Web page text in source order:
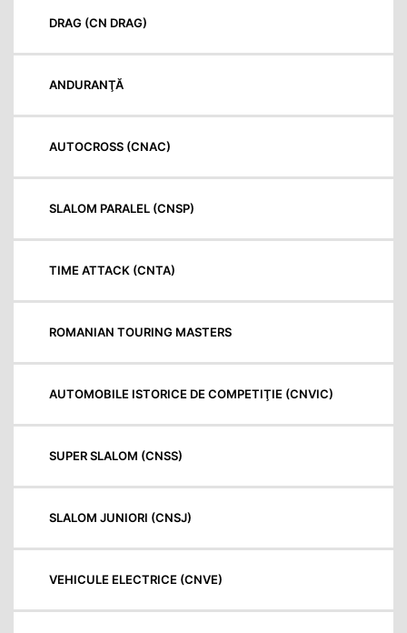
DRAG (CN DRAG)
ANDURANŢĂ
AUTOCROSS (CNAC)
SLALOM PARALEL (CNSP)
TIME ATTACK (CNTA)
ROMANIAN TOURING MASTERS
AUTOMOBILE ISTORICE DE COMPETIŢIE (CNVIC)
SUPER SLALOM (CNSS)
SLALOM JUNIORI (CNSJ)
VEHICULE ELECTRICE (CNVE)